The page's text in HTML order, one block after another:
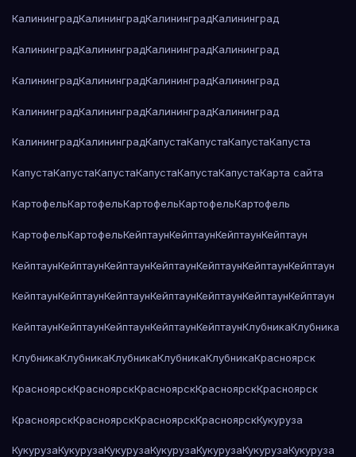
КалининградКалининградКалининградКалининград
КалининградКалининградКалининградКалининград
КалининградКалининградКалининградКалининград
КалининградКалининградКалининградКалининград
КалининградКалининградКапустаКапустаКапустаКапуста
КапустаКапустаКапустаКапустаКапустаКапустаКарта сайта
КартофельКартофельКартофельКартофельКартофель
КартофельКартофельКейптаунКейптаунКейптаунКейптаун
КейптаунКейптаунКейптаунКейптаунКейптаунКейптаунКейптаун
КейптаунКейптаунКейптаунКейптаунКейптаунКейптаунКейптаун
КейптаунКейптаунКейптаунКейптаунКейптаунКлубникаКлубника
КлубникаКлубникаКлубникаКлубникаКлубникаКрасноярск
КрасноярскКрасноярскКрасноярскКрасноярскКрасноярск
КрасноярскКрасноярскКрасноярскКрасноярскКукуруза
КукурузаКукурузаКукурузаКукурузаКукурузаКукурузаКукуруза